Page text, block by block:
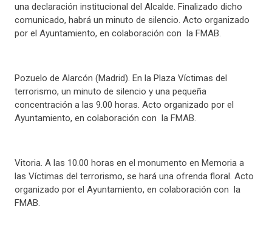
una declaración institucional del Alcalde. Finalizado dicho
comunicado, habrá un minuto de silencio. Acto organizado
por el Ayuntamiento, en colaboración con la FMAB.
Pozuelo de Alarcón (Madrid). En la Plaza Víctimas del
terrorismo, un minuto de silencio y una pequeña
concentración a las 9.00 horas. Acto organizado por el
Ayuntamiento, en colaboración con la FMAB.
Vitoria. A las 10.00 horas en el monumento en Memoria a
las Víctimas del terrorismo, se hará una ofrenda floral. Acto
organizado por el Ayuntamiento, en colaboración con la
FMAB.